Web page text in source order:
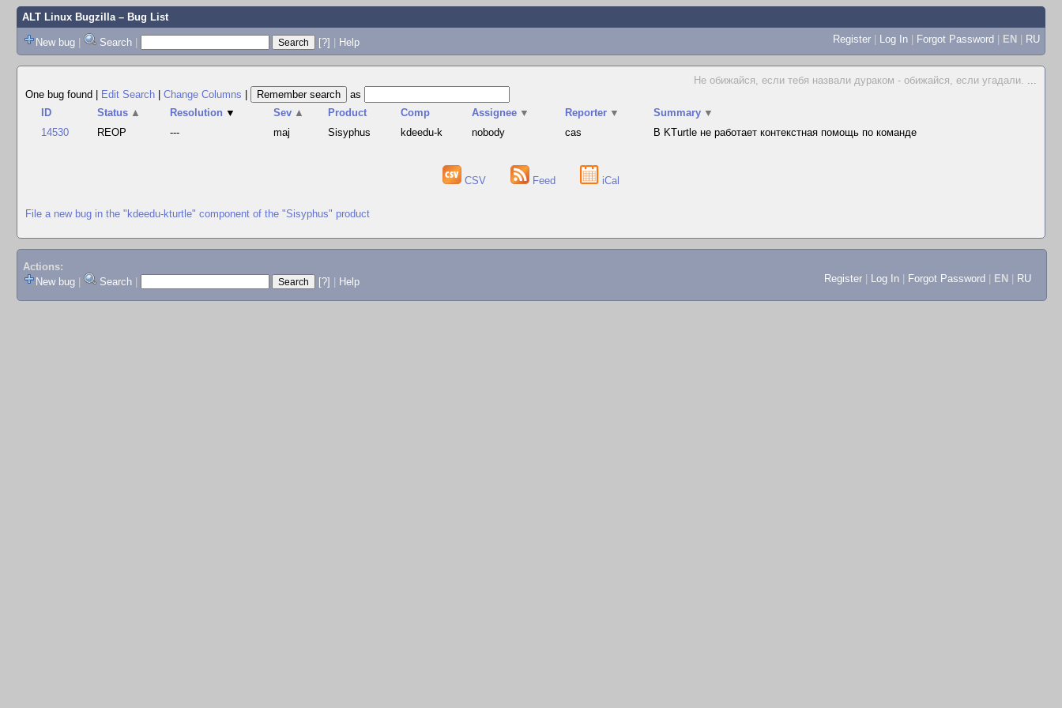
ALT Linux Bugzilla– Bug List
New bug | Search | [?] | Help Register | Log In | Forgot Password | EN | RU
Не обижайся, если тебя назвали дураком - обижайся, если угадали. ...
One bug found
Edit Search Change Columns
as
ID
Status ▲ Resolution ▼ Sev ▲ Product Comp Assignee ▼ Reporter ▼ Summary ▼
14530
REOP --- maj Sisyphus kdeedu-k nobody cas В KTurtle не работает контекстная помощь по команде
CSV Feed iCal
File a new bug in the "kdeedu-kturtle" component of the "Sisyphus" product
Actions:
New bug
Search [?] Help Register Log In Forgot Password EN RU